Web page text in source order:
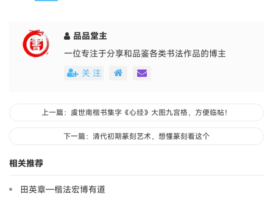
品品堂主
一位专注于分享和品鉴各类书法作品的博主
关 注
上一篇：虞世南楷书集字《心经》大图九宫格，方便临帖！
下一篇：清代初期篆刻艺术，想懂篆刻看这个
相关推荐
田英章—楷法宏博有道